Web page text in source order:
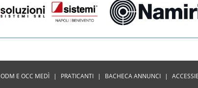
ODM E OCC MEDÌ | PRATICANTI | BACHECA ANNUNCI |